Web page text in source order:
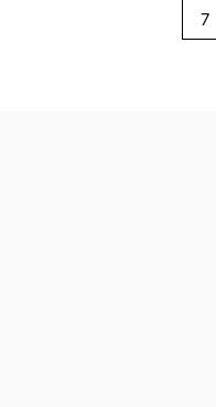
7